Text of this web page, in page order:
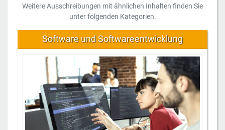
Weitere Ausschreibungen mit ähnlichen Inhalten finden Sie
unter folgenden Kategorien.
Software und Softwareentwicklung